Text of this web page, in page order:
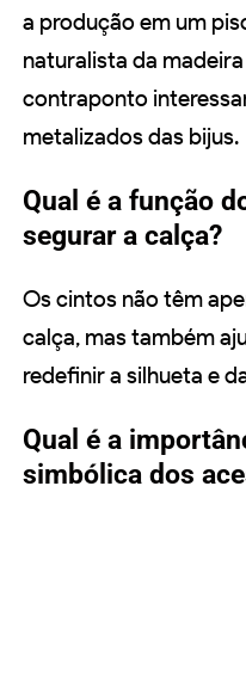
a produção em um
naturalista da
contraponto
metalizados das bijus.
Qual é a função
segurar a calça?
Os cintos não têm
calça, mas também
redefinir a silhueta e
Qual é a
simbólica dos